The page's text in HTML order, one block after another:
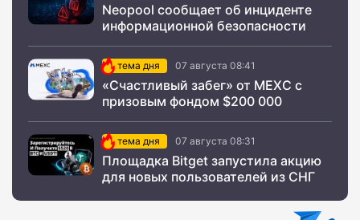
Neopool сообщает об инциденте
информационной безопасности
тема дня 07 августа 08:41
«Счастливый забег» от MEXC с
призовым фондом $200 000
тема дня 07 августа 08:31
Площадка Bitget запустила акцию
для новых пользователей из СНГ